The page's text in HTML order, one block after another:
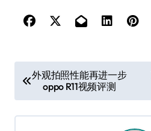
章
导
外观拍照性能再进一步
oppo R11视频评测